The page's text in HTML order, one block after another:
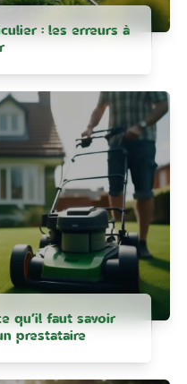
: les erreurs à
qu’il faut savoir
prestataire